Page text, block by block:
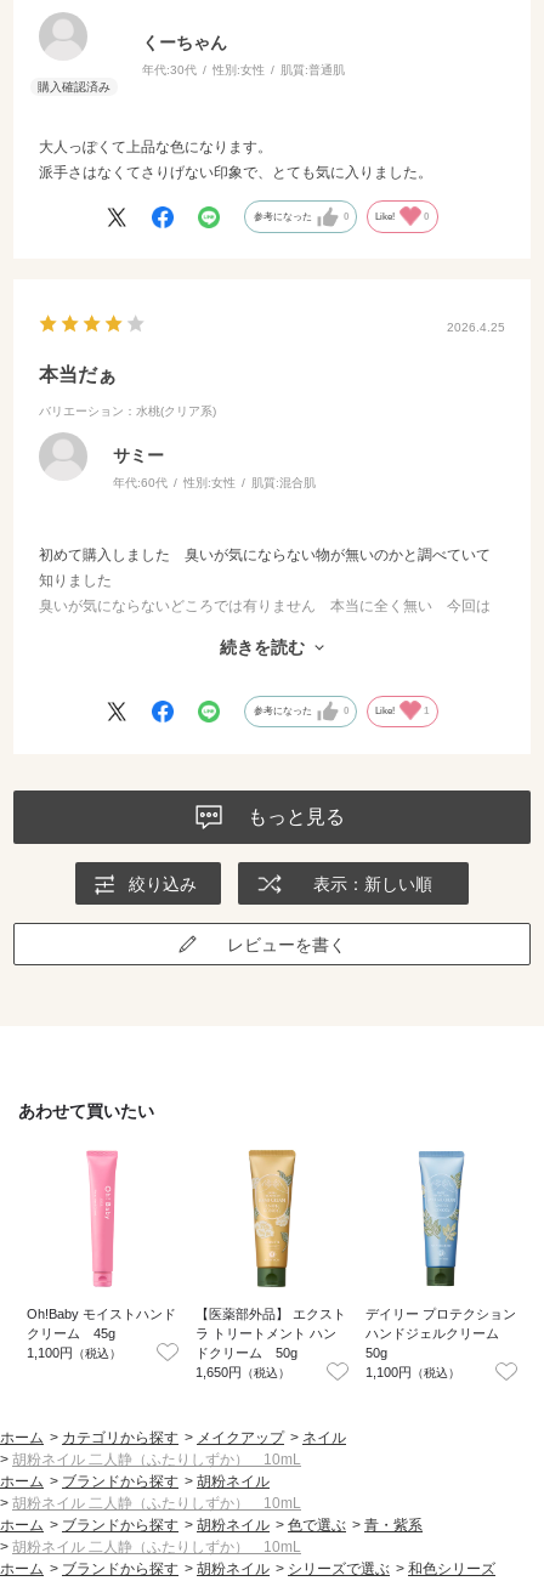
くーちゃん
年代:30代 性別:女性 肌質:普通肌
大人っぽくて上品な色になります。
派手さはなくてさりげない印象で、とても気に入りました。
参考になった 0 Like! 0
2026.4.25
本当だぁ
バリエーション：水桃(クリア系)
サミー
年代:60代 性別:女性 肌質:混合肌
初めて購入しました 臭いが気にならない物が無いのかと調べていて
知りました
臭いが気にならないどころでは有りません 本当に全く無い 今回は
ば丸です 乾きが早いから重ね塗りも直ぐ出来るので助かります 満
ですが送料がかかってしまうので、単品購入では高くなってしまう泣
続きを読む
参考になった 0 Like! 1
もっと見る
絞り込み 表示：新しい順
レビューを書く
あわせて買いたい
Oh!Baby モイストハンド
クリーム 45g
1,100円 （税込）
【医薬部外品】 エクスト
ラ トリートメント ハン
ドクリーム 50g
1,650円
（税込）
デイリー プロテクション
ハンドジェルクリーム
50g
1,100円 （税込）
ホーム > カテゴリから探す > メイクアップ > ネイル
> 胡粉ネイル 二人静（ふたりしずか） 10mL
ホーム > ブランドから探す > 胡粉ネイル
> 胡粉ネイル 二人静（ふたりしずか） 10mL
ホーム > ブランドから探す > 胡粉ネイル > 色で選ぶ > 青・紫系
> 胡粉ネイル 二人静（ふたりしずか） 10mL
ホーム > ブランドから探す > 胡粉ネイル > シリーズで選ぶ > 和色シリーズ